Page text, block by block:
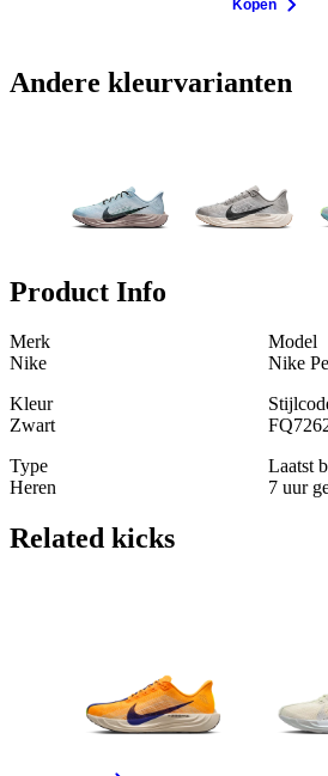
Kopen
Andere kleurvarianten
Product Info
Merk
Nike
Model
Nike
Kleur
Zwart
Type
Heren
Laatst
7 uur
Related kicks